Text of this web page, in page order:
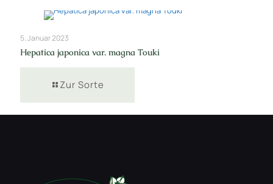
5. Januar 2023
Hepatica japonica var. magna Touki
Zur Sorte